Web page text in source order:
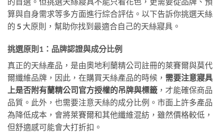
算與自身需求等多方面進行綜合評估。以下告訴你挑選天絲
的 5 大原則，幫助你找到最適合自己的天絲寢具。
挑選原則1：品牌認證與成分比例
真正的天絲產品，是由奧地利蘭精公司註冊的萊賽爾與莫代
爾纖維品牌，因此，在購買天絲產品的時候， 需要注意寢具
上是否附有蘭精公司官方授權的吊牌與標籤 ，才能確保商品
品質。此外，也需要注意天絲的成分比例。市面上許多產品
為降低成本，會將萊賽爾和其他纖維混紡，雖然價格較低，
但舒適感可能會大打折扣。